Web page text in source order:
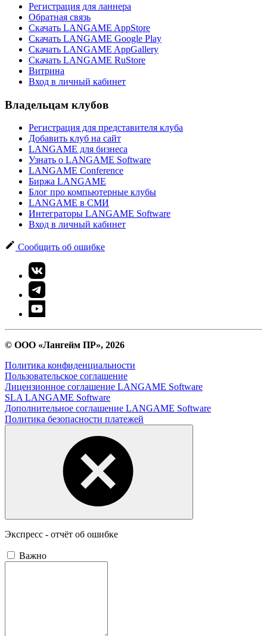
Регистрация для ланнера
Обратная связь
Скачать LANGAME AppStore
Скачать LANGAME Google Play
Скачать LANGAME AppGallery
Скачать LANGAME RuStore
Витрина
Вход в личный кабинет
Владельцам клубов
Регистрация для представителя клуба
Добавить клуб на сайт
LANGAME для бизнеса
Узнать о LANGAME Software
LANGAME Conference
Биржа LANGAME
Блог про компьютерные клубы
LANGAME в СМИ
Интеграторы LANGAME Software
Вход в личный кабинет
Сообщить об ошибке
© ООО «Лангейм ПР», 2026
Политика конфиденциальности
Пользовательское соглашение
Лицензионное соглашение LANGAME Software
SLA LANGAME Software
Дополнительное соглашение LANGAME Software
Политика безопасности платежей
Экспресс - отчёт об ошибке
Важно